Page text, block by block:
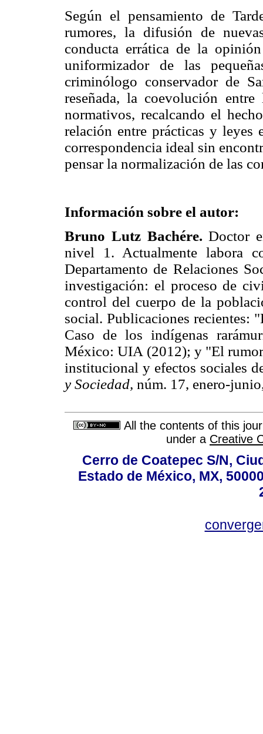
Según el pensamiento de
rumores, la difusión de
conducta errática de la
uniformizador de las
criminólogo conservador de
reseñada, la coevolución
normativos, recalcando el
relación entre prácticas y leyes
correspondencia ideal sin
pensar la normalización de las
Información sobre el autor:
Bruno Lutz Bachére. Doctor
nivel 1. Actualmente labora
Departamento de Relaciones
investigación: el proceso de
control del cuerpo de la
social. Publicaciones recientes:
Caso de los indígenas
México: UIA (2012); y "El
institucional y efectos sociales
y Sociedad, núm. 17, enero-
All the contents of this
under a Creative
Cerro de Coatepec S/N,
Estado de México, MX,